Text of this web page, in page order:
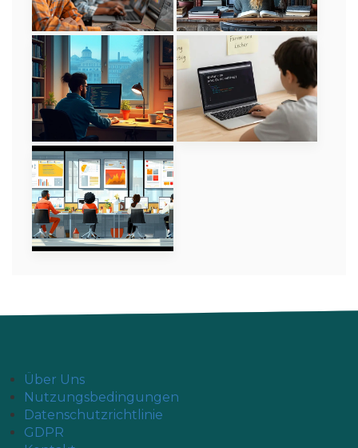
Über Uns
Nutzungsbedingungen
Datenschutzrichtlinie
GDPR